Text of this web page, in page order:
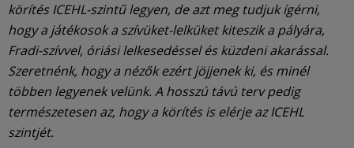
körítés ICEHL-szintű legyen, de azt meg tudjuk ígérni,
hogy a játékosok a szívüket-lelküket kiteszik a pályára,
Fradi-szívvel, óriási lelkesedéssel és küzdeni akarással.
Szeretnénk, hogy a nézők ezért jöjjenek ki, és minél
többen legyenek velünk. A hosszú távú terv pedig
természetesen az, hogy a körítés is elérje az ICEHL
szintjét.